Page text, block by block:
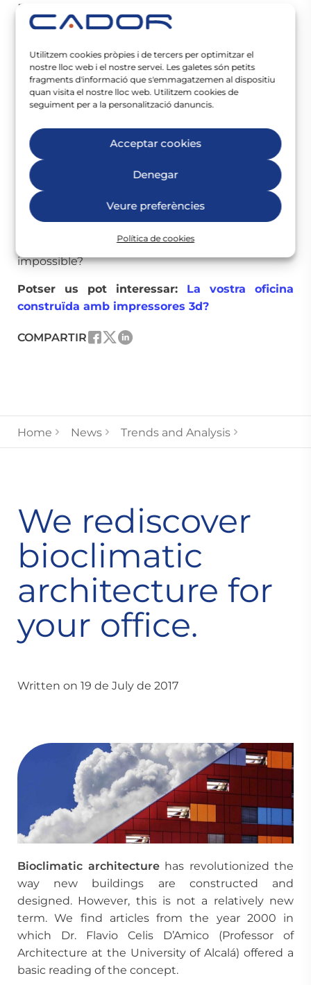
Utilitzem cookies pròpies i de tercers per optimitzar el
nostre lloc web i el nostre servei. Les galetes són petits
fragments d'informació que s'emmagatzemen al dispositiu
quan visita el nostre lloc web. Utilitzem cookies de
seguiment per a la personalització danuncis.
Acceptar cookies
Denegar
Veure preferències
Política de cookies
Els avantatges d’una ventilació nocturna, a més
dels avantatges mediambientals, és la seva
l’horari de funcionament, la temperatura, les
zones en què es farà, la intensitat i la temperatura
desitjada. Es presenta com un format còmode i
senzill d’utilitzar, aplicable durant tot l’any. Per a
nosaltres, el més destacat és l’estalvi en espai i
l’estètica de l’oficina. Permet prescindir de
ventiladors mecànics que ocupen i distreuen, a
més, amplien l’espai que deixen per moure’s o
redistribuir el mobiliari.
Pensàvem que una oficina funcional, estètica i
compromesa amb el medi ambient era
impossible?
Potser us pot interessar: La vostra oficina
construïda amb impressores 3d?
COMPARTIR
Home News Trends and Analysis
We rediscover
bioclimatic
architecture for
your office.
Written on 19 de July de 2017
Bioclimatic architecturehas revolutionized the
way new buildings are constructed and
designed. However, this is not a relatively new
term. We find articles from the year 2000 in
which Dr. Flavio Celis D’Amico (Professor of
Architecture at the University of Alcalá) offered a
basic reading of the concept.